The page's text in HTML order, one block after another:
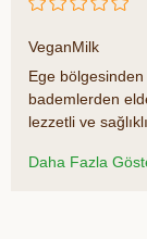
VeganMilk
Ege
bademlerden
lezzetli ve
tazeliğini korur.
Daha Fazla